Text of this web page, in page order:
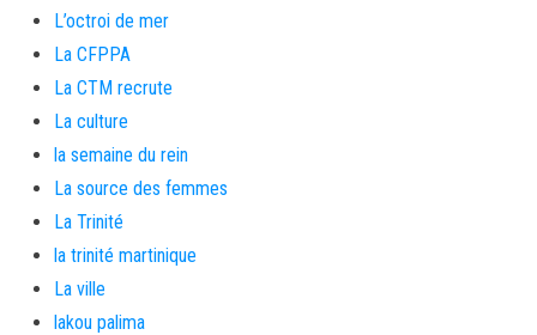
L’octroi de mer
La CFPPA
La CTM recrute
La culture
la semaine du rein
La source des femmes
La Trinité
la trinité martinique
La ville
lakou palima